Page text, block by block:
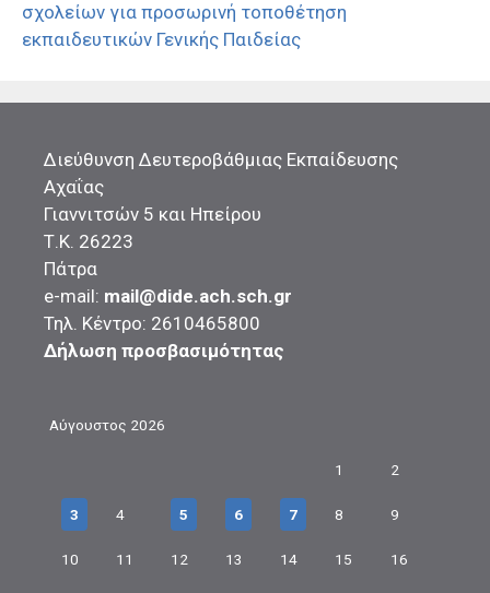
σχολείων για προσωρινή τοποθέτηση
εκπαιδευτικών Γενικής Παιδείας
Διεύθυνση Δευτεροβάθμιας Εκπαίδευσης
Αχαΐας
Γιαννιτσών 5 και Ηπείρου
Τ.Κ. 26223
Πάτρα
e-mail: mail@dide.ach.sch.gr
Τηλ. Κέντρο: 2610465800
Δήλωση προσβασιμότητας
Αύγουστος 2026
1 2
3 4 5 6 7 8 9
10 11 12 13 14 15 16